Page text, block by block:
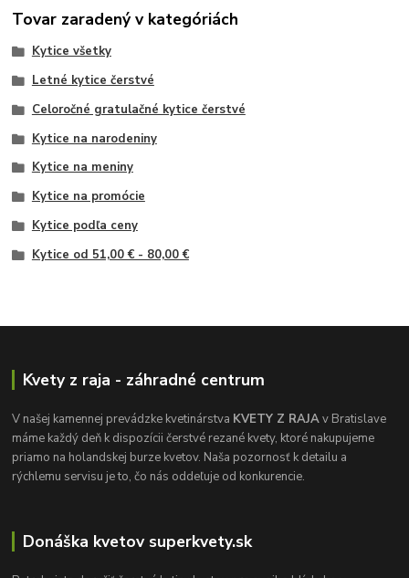
Tovar zaradený v kategóriách
Kytice všetky
Letné kytice čerstvé
Celoročné gratulačné kytice čerstvé
Kytice na narodeniny
Kytice na meniny
Kytice na promócie
Kytice podľa ceny
Kytice od 51,00 € - 80,00 €
Kvety z raja - záhradné centrum
V našej kamennej prevádzke kvetinárstva KVETY Z RAJAv Bratislave
máme každý deň k dispozícii čerstvé rezané kvety, ktoré nakupujeme
priamo na holandskej burze kvetov. Naša pozornosť k detailu a
rýchlemu servisu je to, čo nás oddeľuje od konkurencie.
Donáška kvetov superkvety.sk